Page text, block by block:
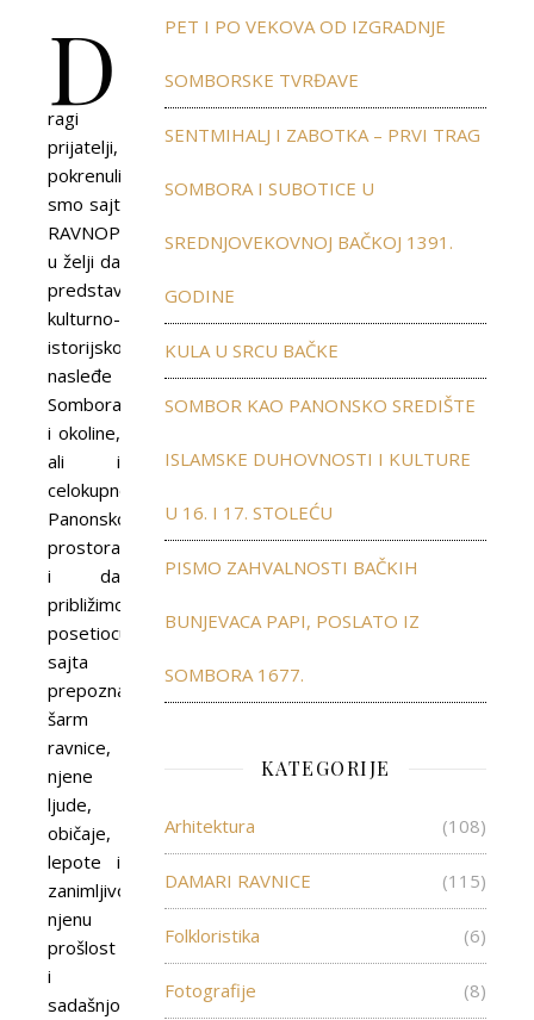
D
ragi
prijatelji,
pokrenuli
smo sajt
RAVNOPLOV
u želji da
predstavimo
kulturno-
istorijsko
nasleđe
Sombora
i okoline,
ali i
celokupnog
Panonskog
prostora
i da
približimo
posetiocu
sajta
prepoznatljiv
šarm
ravnice,
njene
ljude,
običaje,
lepote i
zanimljivosti,
njenu
prošlost
i
sadašnjost.
PET I PO VEKOVA OD IZGRADNJE
SOMBORSKE TVRĐAVE
SENTMIHALJ I ZABOTKA – PRVI TRAG
SOMBORA I SUBOTICE U
SREDNJOVEKOVNOJ BAČKOJ 1391.
GODINE
KULA U SRCU BAČKE
SOMBOR KAO PANONSKO SREDIŠTE
ISLAMSKE DUHOVNOSTI I KULTURE
U 16. I 17. STOLEĆU
PISMO ZAHVALNOSTI BAČKIH
BUNJEVACA PAPI, POSLATO IZ
SOMBORA 1677.
KATEGORIJE
Arhitektura (108)
DAMARI RAVNICE (115)
Folkloristika (6)
Fotografije (8)